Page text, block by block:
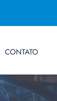
CONTATO